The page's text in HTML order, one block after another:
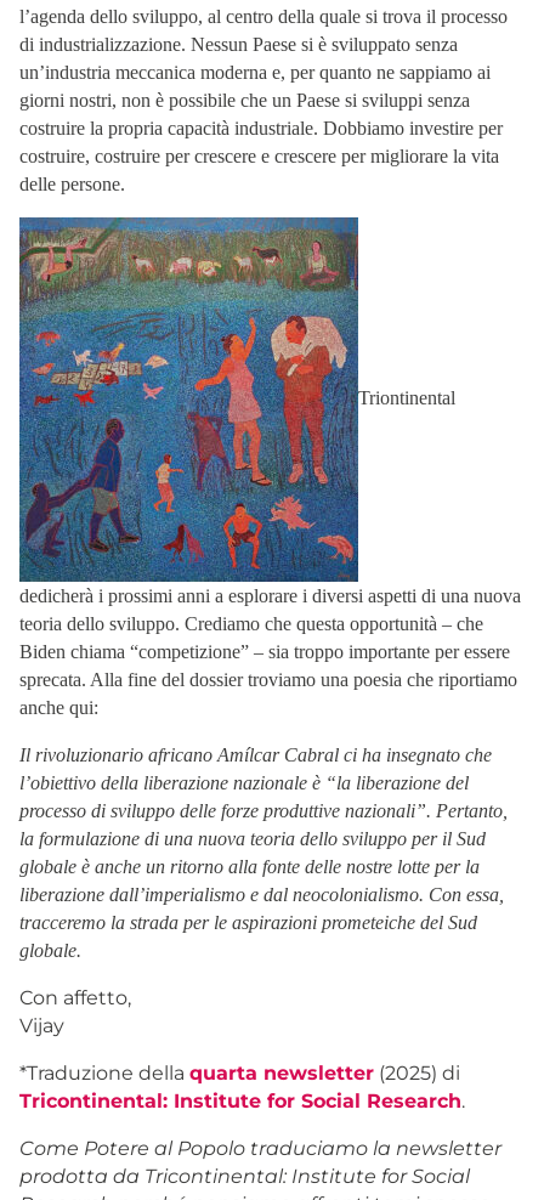
l’agenda dello sviluppo, al centro della quale si trova il processo
di industrializzazione. Nessun Paese si è sviluppato senza
un’industria meccanica moderna e, per quanto ne sappiamo ai
giorni nostri, non è possibile che un Paese si sviluppi senza
costruire la propria capacità industriale. Dobbiamo investire per
costruire, costruire per crescere e crescere per migliorare la vita
delle persone.
Triontinental
dedicherà i prossimi anni a esplorare i diversi aspetti di una nuova
teoria dello sviluppo. Crediamo che questa opportunità – che
Biden chiama “competizione” – sia troppo importante per essere
sprecata. Alla fine del dossier troviamo una poesia che riportiamo
anche qui:
Il rivoluzionario africano Amílcar Cabral ci ha insegnato che
l’obiettivo della liberazione nazionale è “la liberazione del
processo di sviluppo delle forze produttive nazionali”. Pertanto,
la formulazione di una nuova teoria dello sviluppo per il Sud
globale è anche un ritorno alla fonte delle nostre lotte per la
liberazione dall’imperialismo e dal neocolonialismo. Con essa,
tracceremo la strada per le aspirazioni prometeiche del Sud
globale.
Con affetto,
Vijay
*Traduzione della quarta newsletter (2025) di
Tricontinental: Institute for Social Research.
Come Potere al Popolo traduciamo la newsletter
prodotta da Tricontinental: Institute for Social